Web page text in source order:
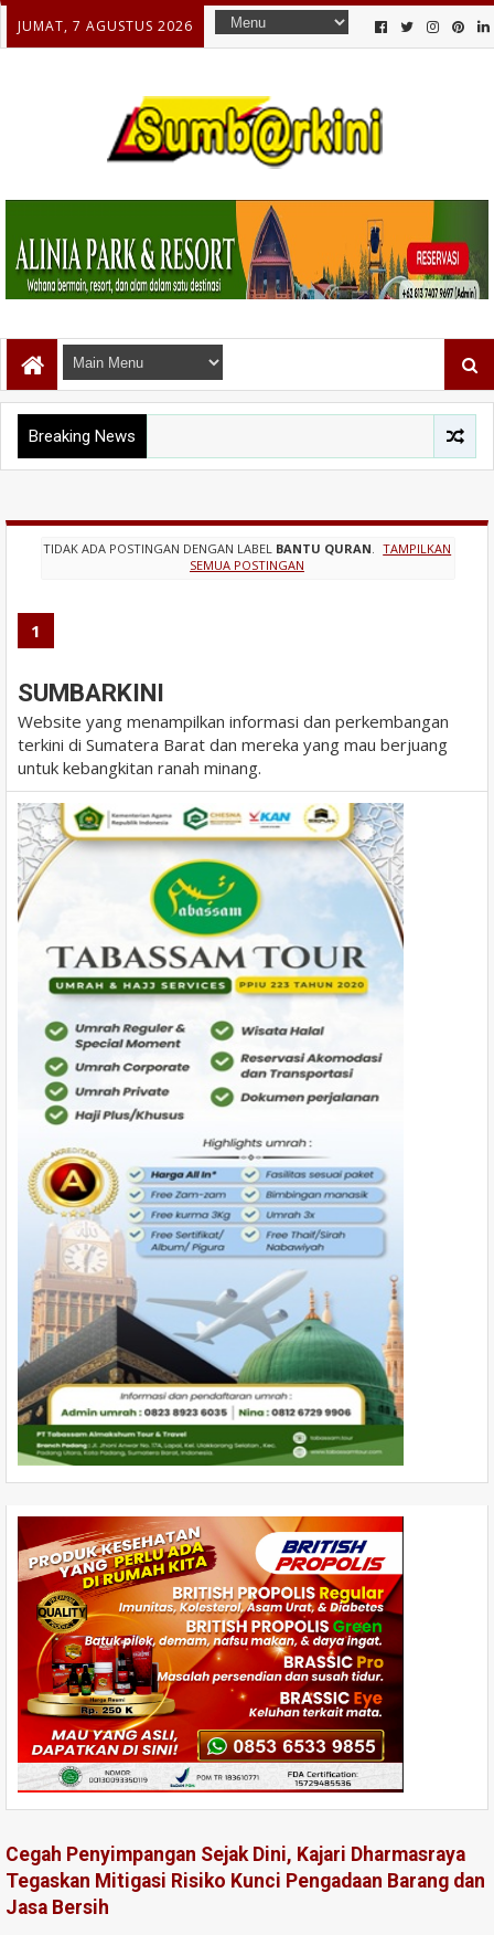
JUMAT, 7 AGUSTUS 2026
Breaking News
TIDAK ADA POSTINGAN DENGAN LABEL BANTU QURAN. TAMPILKAN
SEMUA POSTINGAN
1
SUMBARKINI
Website yang menampilkan informasi dan perkembangan
terkini di Sumatera Barat dan mereka yang mau berjuang
untuk kebangkitan ranah minang.
Cegah Penyimpangan Sejak Dini, Kajari Dharmasraya
Tegaskan Mitigasi Risiko Kunci Pengadaan Barang dan
Jasa Bersih